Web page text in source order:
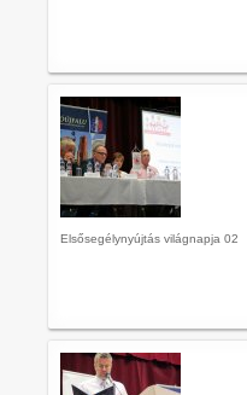
Elsősegélynyújtás világnapja 02